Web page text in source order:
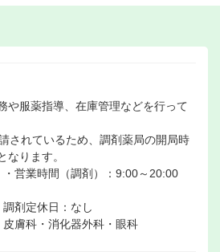
や服薬指導、在庫管理などを行って
されているため、調剤薬局の開局時
なります。
営業時間（調剤）：9:00～20:00
剤定休日：なし
膚科・消化器外科・眼科